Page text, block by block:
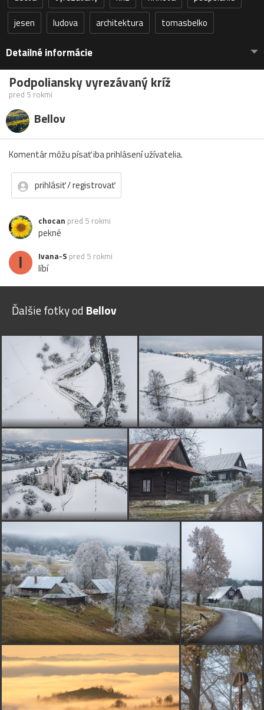
jesen
ludova architektura tomasbelko
Detailné informácie
Podpoliansky vyrezávaný kríž
pred 5 rokmi
Bellov
Komentár môžu písať iba prihlásení užívatelia.
prihlásiť / registrovať
chocan pred 5 rokmi
pekné
I Ivana-S pred 5 rokmi
líbí
Ďalšie fotky od Bellov